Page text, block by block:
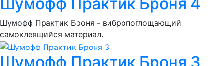
Шумoфф Практик Броня - вибропоглощающий
самоклеящийся материал.
Шумoфф Практик Броня 3